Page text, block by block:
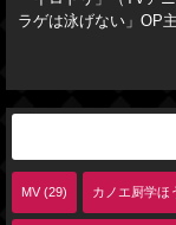
ラゲは泳げない」OP主
MV (29) カノエ厨学ほ